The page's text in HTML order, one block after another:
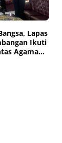
Lapas
Ikuti
Agama
HUT Ke-81